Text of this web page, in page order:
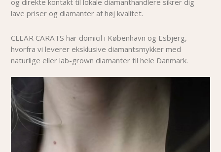
og direkte kontakt til lokale diamanthandlere sikrer dig
lave priser og diamanter af høj kvalitet.
CLEAR CARATS har domicil i København og Esbjerg,
hvorfra vi leverer eksklusive diamantsmykker med
naturlige eller lab-grown diamanter til hele Danmark.